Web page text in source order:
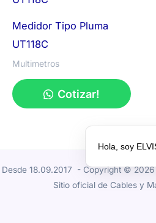
Medidor Tipo Pluma
UT118C
Multimetros
Cotizar!
Desde 18.09.2017 - Copyright © 2026
Sitio oficial de Cables y
Hola, soy